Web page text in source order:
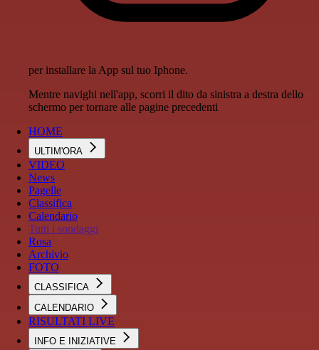
per installare la App sul tuo Iphone.
Mentre navighi nell'app, scorri il dito da sinistra a destra dello
schermo per tornare alle pagine precedenti
HOME
ULTIM'ORA
VIDEO
News
Pagelle
Classifica
Calendario
Tutti i sondaggi
Rosa
Archivio
FOTO
CLASSIFICA
CALENDARIO
RISULTATI LIVE
INFO E INIZIATIVE